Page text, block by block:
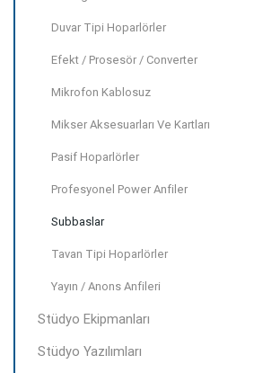
Duvar Tipi Hoparlörler
Efekt / Prosesör / Converter
Mikrofon Kablosuz
Mikser Aksesuarları Ve Kartları
Pasif Hoparlörler
Profesyonel Power Anfiler
Subbaslar
Tavan Tipi Hoparlörler
Yayın / Anons Anfileri
Stüdyo Ekipmanları
Stüdyo Yazılımları